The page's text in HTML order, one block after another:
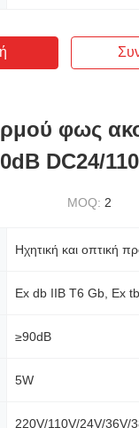
φως
DC24/
MOQ: 2
Ex db IIB T6 Gb, Ex
≥90dB
5W
220V/110V/24V/36V/